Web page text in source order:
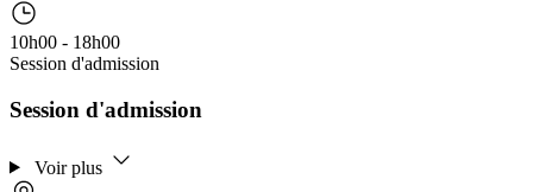
10h00 - 18h00
Session d'admission
Session d'admission
Voir plus